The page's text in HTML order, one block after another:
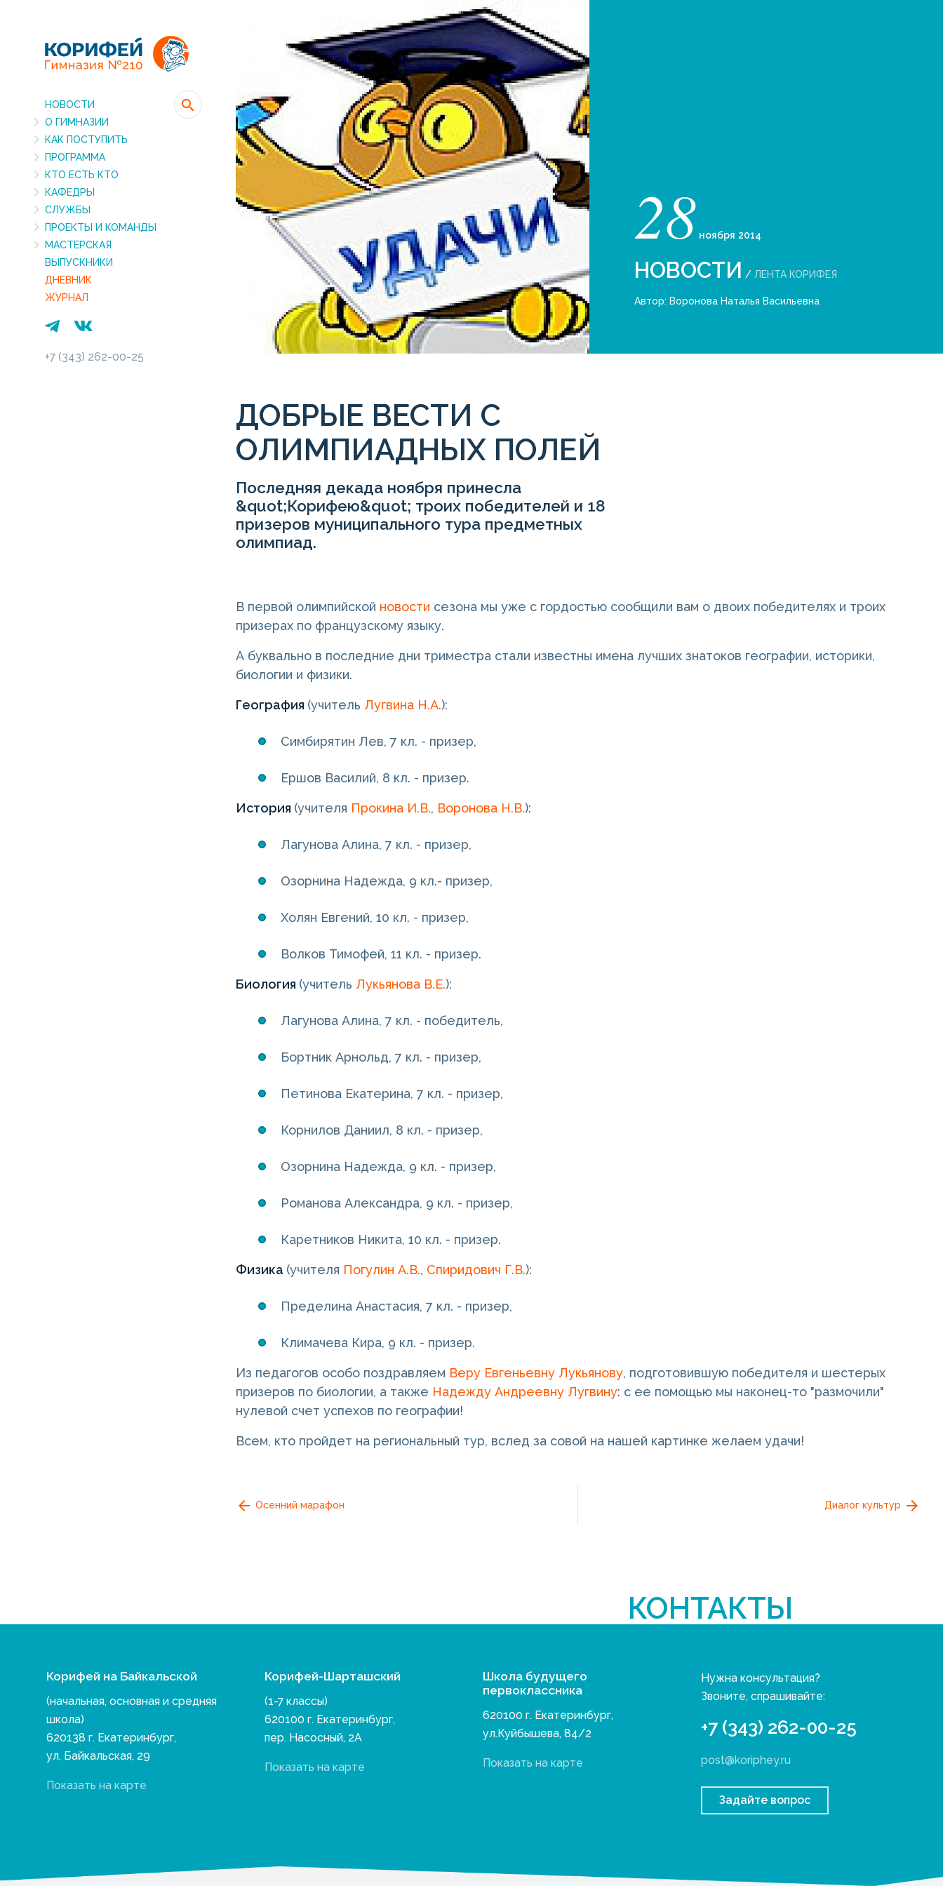
НОВОСТИ
О ГИМНАЗИИ
КАК ПОСТУПИТЬ
ПРОГРАММА
КТО ЕСТЬ КТО
КАФЕДРЫ
СЛУЖБЫ
ПРОЕКТЫ И КОМАНДЫ
МАСТЕРСКАЯ
ВЫПУСКНИКИ
ДНЕВНИК
ЖУРНАЛ
+7 (343) 262-00-25
28 ноября 2014
НОВОСТИ / ЛЕНТА КОРИФЕЯ
Автор: Воронова Наталья Васильевна
ДОБРЫЕ ВЕСТИ С
ОЛИМПИАДНЫХ ПОЛЕЙ
Последняя декада ноября принесла
&quot;Корифею&quot; троих победителей и 18
призеров муниципального тура предметных
олимпиад.
В первой олимпийской новости сезона мы уже с гордостью сообщили вам о двоих победителях и троих
призерах по французскому языку.
А буквально в последние дни триместра стали известны имена лучших знатоков географии, историки,
биологии и физики.
География (учитель Лугвина Н.А.):
Симбирятин Лев, 7 кл. - призер,
Ершов Василий, 8 кл. - призер.
История (учителя Прокина И.В., Воронова Н.В.):
Лагунова Алина, 7 кл. - призер,
Озорнина Надежда, 9 кл.- призер,
Холян Евгений, 10 кл. - призер,
Волков Тимофей, 11 кл. - призер.
Биология (учитель Лукьянова В.Е.):
Лагунова Алина, 7 кл. - победитель,
Бортник Арнольд, 7 кл. - призер,
Петинова Екатерина, 7 кл. - призер,
Корнилов Даниил, 8 кл. - призер,
Озорнина Надежда, 9 кл. - призер,
Романова Александра, 9 кл. - призер,
Каретников Никита, 10 кл. - призер.
Физика (учителя Погулин А.В., Спиридович Г.В.):
Пределина Анастасия, 7 кл. - призер,
Климачева Кира, 9 кл. - призер.
Из педагогов особо поздравляем Веру Евгеньевну Лукьянову, подготовившую победителя и шестерых
призеров по биологии, а также Надежду Андреевну Лугвину: с ее помощью мы наконец-то "размочили"
нулевой счет успехов по географии!
Всем, кто пройдет на региональный тур, вслед за совой на нашей картинке желаем удачи!
Осенний марафон Диалог культур
КОНТАКТЫ
Корифей на Байкальской
(начальная, основная и средняя
школа)
620138 г. Екатеринбург,
ул. Байкальская, 29
Показать на карте
Корифей-Шарташский
(1-7 классы)
620100 г. Екатеринбург,
пер. Насосный, 2А
Показать на карте
Школа будущего
первоклассника
620100 г. Екатеринбург,
ул.Куйбышева, 84/2
Показать на карте
Нужна консультация?
Звоните, спрашивайте:
+7 (343) 262-00-25
post@koriphey.ru
Задайте вопрос